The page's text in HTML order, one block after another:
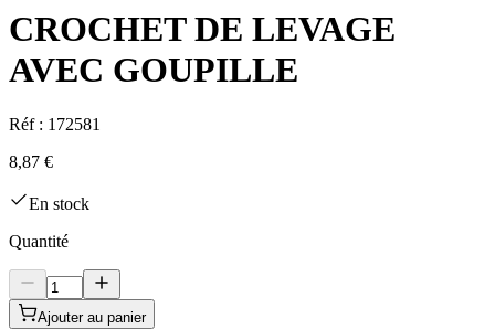
CROCHET DE LEVAGE
AVEC GOUPILLE
Réf : 172581
8,87 €
En stock
Quantité
Ajouter au panier